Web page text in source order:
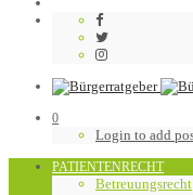
0
Login to add
PATIENTENRECHT
Betreuungsrecht